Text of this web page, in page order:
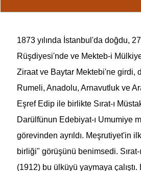
1873 yılında İstanbul'da doğdu,
Rüşdiyesi'nde ve Mekteb-i
Ziraat ve Baytar Mektebi'ne girdi,
Rumeli, Anadolu, Arnavutluk ve
Eşref Edip ile birlikte Sırat-ı
Darülfünun Edebiyat-ı Umumiye
görevinden ayrıldı. Meşrutiyet'in
birliği" görüşünü benimsedi.
(1912) bu ülküyü yaymaya